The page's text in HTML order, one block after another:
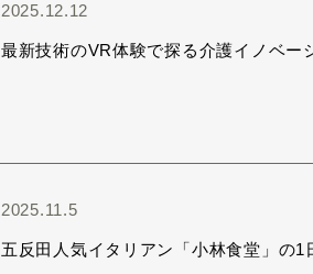
2025.12.12
最新技術のVR体験で探る介護イノベー
2025.11.5
五反田人気イタリアン「小林食堂」の